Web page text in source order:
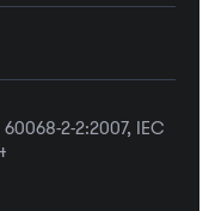
2-2:2007, IEC